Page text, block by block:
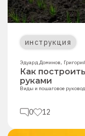
инструкция
Эдуард Доминов,
Как
руками
Виды и пошаговое
0 12